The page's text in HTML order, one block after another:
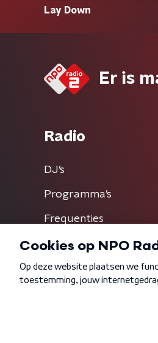
Lay Down
Er is
Radio
DJ’s
Programma's
Frequenties
Algemene voorwaarden